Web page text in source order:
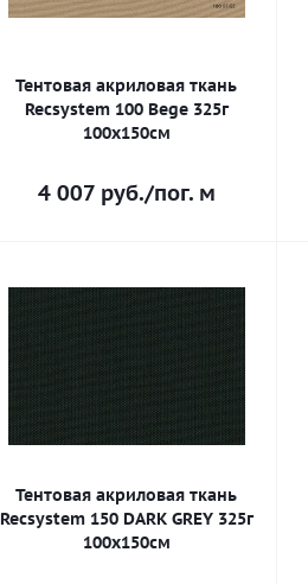
Тентовая акриловая ткань
Recsystem 100 Bege 325г
100х150см
4 007руб./пог. м
Тентовая акриловая ткань
Recsystem 150 DARK GREY 325г
100х150см